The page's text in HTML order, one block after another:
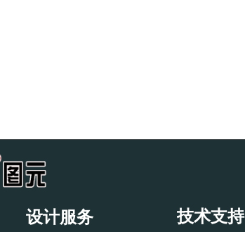
设计服务 技术支持